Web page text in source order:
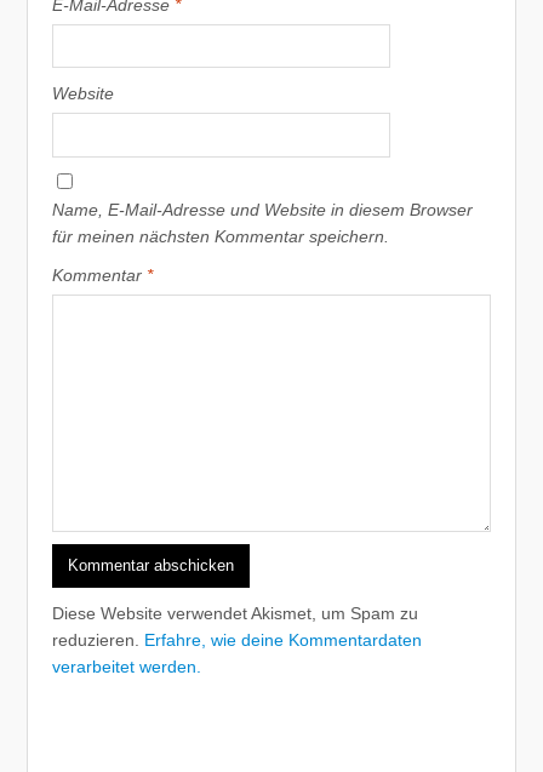
E-Mail-Adresse *
Website
Name, E-Mail-Adresse und Website in diesem Browser
für meinen nächsten Kommentar speichern.
Kommentar *
Diese Website verwendet Akismet, um Spam zu
reduzieren. Erfahre, wie deine Kommentardaten
verarbeitet werden.